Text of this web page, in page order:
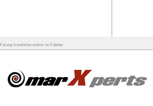
FaLang translation system by Faboba